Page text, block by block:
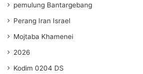
pemulung Bantargebang
Perang Iran Israel
Mojtaba Khamenei
2026
Kodim 0204 DS